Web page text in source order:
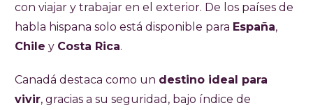
La Visa Working Holiday Canadá, permite a
chilenos de 18 a 35 años vivir, trabajar y
requisitos principales son: demostrar fondos
suficientes para solventar los gastos durante
con viajar y trabajar en el exterior. De los países de
habla hispana solo está disponible para España,
Chile y Costa Rica.
Canadá destaca como un destino ideal para
vivir, gracias a su seguridad, bajo índice de